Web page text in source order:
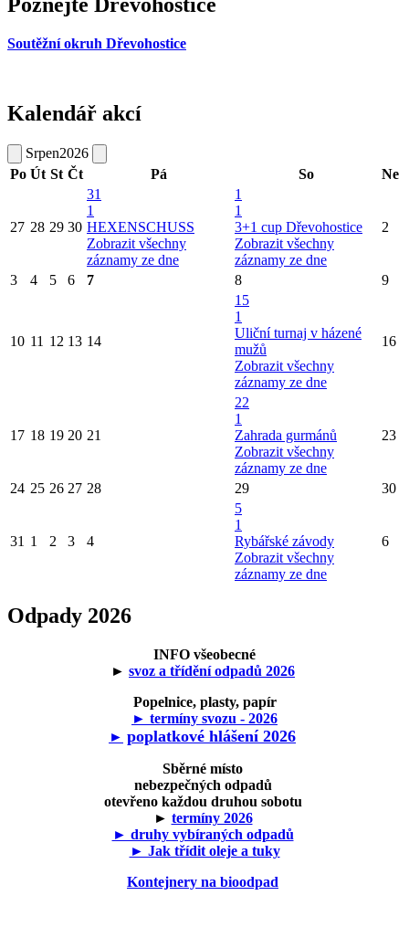
Soutěžní okruh Dřevohostice
Kalendář akcí
Srpen2026
Po Út St Čt Pá So Ne
27 28 29 30
31
1
HEXENSCHUSS
Zobrazit všechny
záznamy ze dne
1
1
3+1 cup Dřevohostice
Zobrazit všechny
záznamy ze dne
2
3 4 5 6 7 8 9
10 11 12 13 14
15
1
Uliční turnaj v házené
mužů
Zobrazit všechny
záznamy ze dne
16
17 18 19 20 21
22
1
Zahrada gurmánů
Zobrazit všechny
záznamy ze dne
23
24 25 26 27 28 29 30
31 1 2 3 4
5
1
Rybářské závody
Zobrazit všechny
záznamy ze dne
6
Odpady 2026
INFO všeobecné
► svoz a třídění odpadů 2026
Popelnice, plasty, papír
► termíny svozu - 2026
► poplatkové hlášení 2026
Sběrné místo
nebezpečných odpadů
otevřeno každou druhou sobotu
► termíny 2026
► druhy vybíraných odpadů
► Jak třídit oleje a tuky
Kontejnery na bioodpad